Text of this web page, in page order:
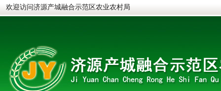
欢迎访问济源产城融合示范区农业农村局